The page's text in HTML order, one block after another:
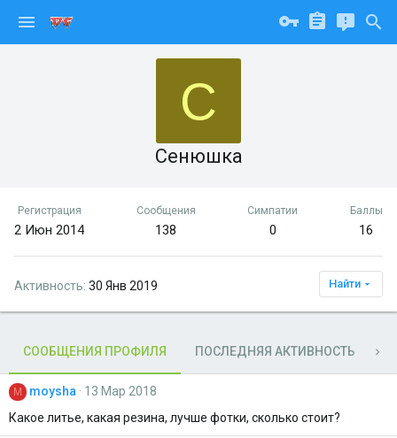
С
Сенюшка
Регистрация
2 Июн 2014
Сообщения
138
Симпатии
0
Баллы
16
Активность 30 Янв 2019 Найти
СООБЩЕНИЯ ПРОФИЛЯ ПОСЛЕДНЯЯ АКТИВНОСТЬ
M moysha
13 Мар 2018
Какое литье, какая резина, лучше фотки, сколько стоит?